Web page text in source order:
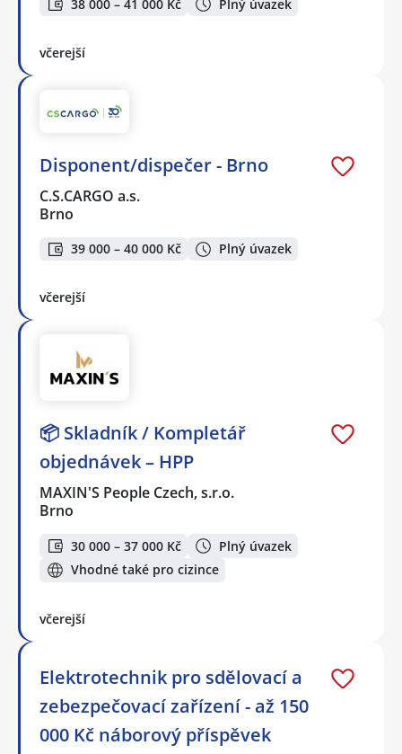
38 000 – 41 000 Kč Plný úvazek
včerejší
Disponent/dispečer - Brno
C.S.CARGO a.s.
Brno
39 000 – 40 000 Kč Plný úvazek
včerejší
📦 Skladník / Kompletář
objednávek – HPP
MAXIN'S People Czech, s.r.o.
Brno
30 000 – 37 000 Kč
Plný úvazek
Vhodné také pro cizince
včerejší
Elektrotechnik pro sdělovací a
zebezpečovací zařízení - až 150
000 Kč náborový příspěvek